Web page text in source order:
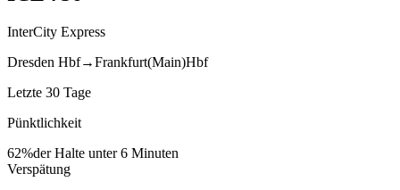
InterCity Express
Dresden Hbf→Frankfurt(Main)Hbf
Letzte 30 Tage
Pünktlichkeit
62%der Halte unter 6 Minuten
Verspätung